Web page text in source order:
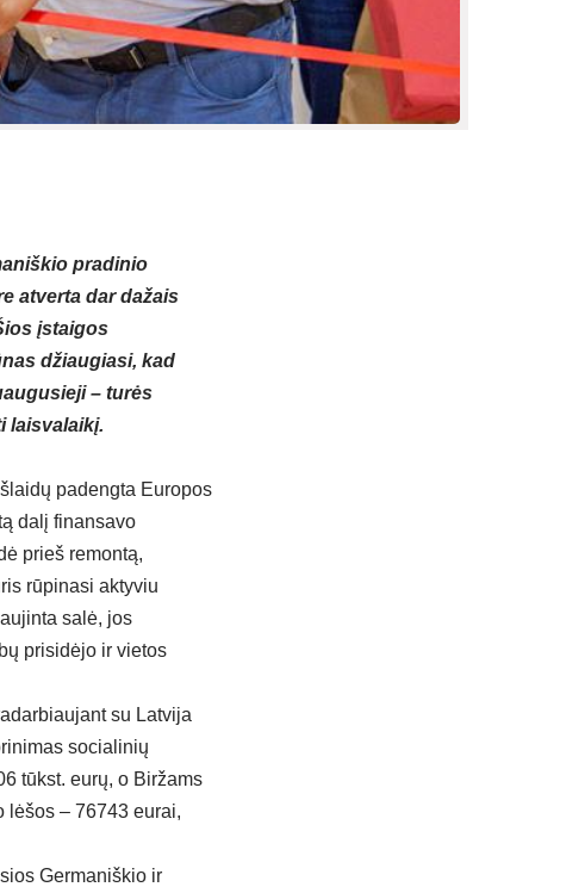
pradinio
atverta dar dažais
įstaigos
džiaugiasi, kad
– turės
laisvalaikį.
padengta Europos
dalį finansavo
prieš remontą,
rūpinasi aktyviu
salė, jos
prisidėjo ir vietos
su Latvija
socialinių
tūkst. eurų, o Biržams
lėšos – 76743 eurai,
Germaniškio ir